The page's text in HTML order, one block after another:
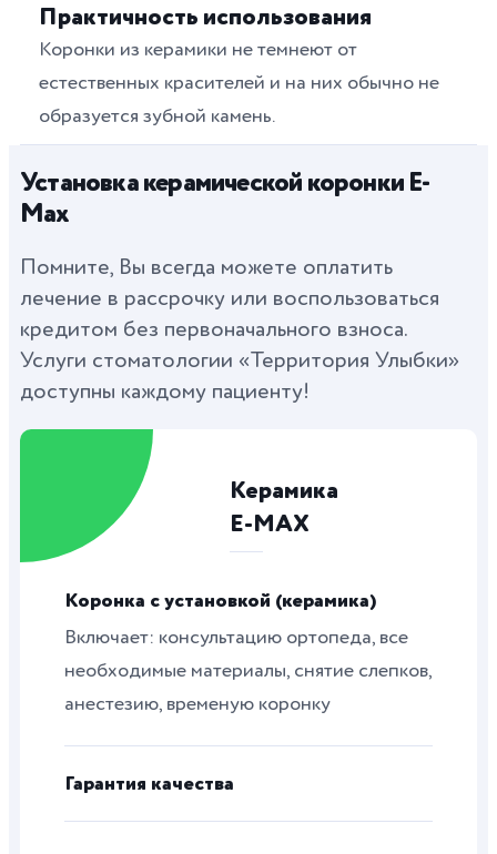
Практичность использования
Коронки из керамики не темнеют от
естественных красителей и на них обычно не
образуется зубной камень.
Установка керамической коронки E-
Max
Помните, Вы всегда можете оплатить
лечение в рассрочку или воспользоваться
кредитом без первоначального взноса.
Услуги стоматологии «Территория Улыбки»
доступны каждому пациенту!
Керамика
E-MAX
Коронка с установкой (керамика)
Включает: консультацию ортопеда, все
необходимые материалы, снятие слепков,
анестезию, временую коронку
Гарантия качества